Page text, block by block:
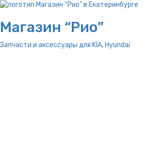
Магазин “Рио”
Запчасти и аксессуары для KIA, Hyundai